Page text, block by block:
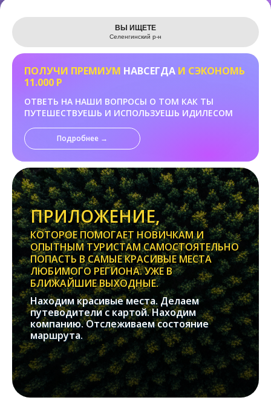
Leaflet
ВЫ ИЩЕТЕ
Селенгинский р-н
ПОЛУЧИ ПРЕМИУМ НАВСЕГДА И СЭКОНОМЬ
11.000 Р
ОТВЕТЬ НА НАШИ ВОПРОСЫ О ТОМ КАК ТЫ
ПУТЕШЕСТВУЕШЬ И ИСПОЛЬЗУЕШЬ ИДИЛЕСОМ
Подробнее →
ПРИЛОЖЕНИЕ,
КОТОРОЕ ПОМОГАЕТ НОВИЧКАМ И
ОПЫТНЫМ ТУРИСТАМ САМОСТОЯТЕЛЬНО
ПОПАСТЬ В САМЫЕ КРАСИВЫЕ МЕСТА
ЛЮБИМОГО РЕГИОНА. УЖЕ В
БЛИЖАЙШИЕ ВЫХОДНЫЕ.
Находим красивые места. Делаем
путеводители с картой. Находим
компанию. Отслеживаем состояние
маршрута.